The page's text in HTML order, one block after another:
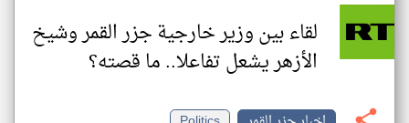
لقاء بين وزير خارجية جزر القمر وشيخ
الأزهر يشعل تفاعلا.. ما قصته؟